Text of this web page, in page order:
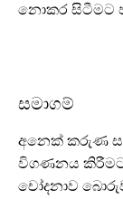
නොකර සිටීමට
සමාගම්
අනෙක් කරුණ
විගණනය කිරීමට
චෝදනාව